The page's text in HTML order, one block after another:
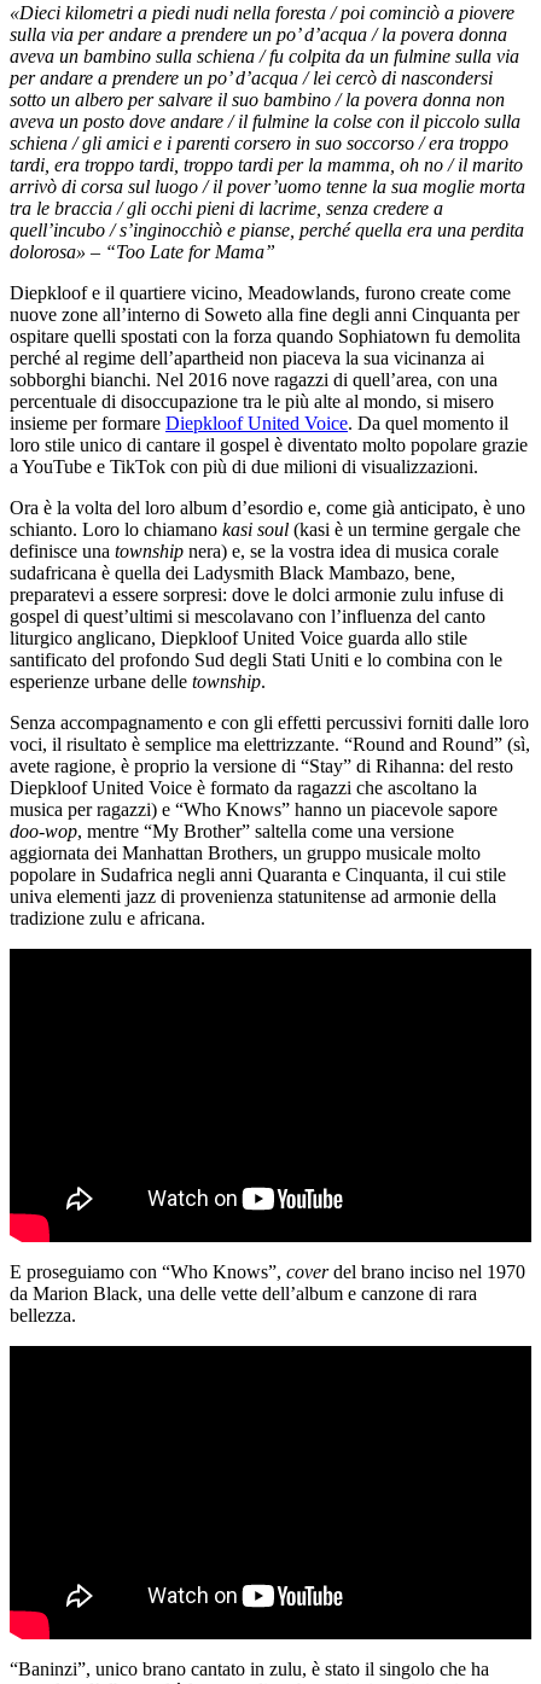
«Dieci kilometri a piedi nudi nella foresta / poi cominciò a piovere
sulla via per andare a prendere un po’ d’acqua / la povera donna
aveva un bambino sulla schiena / fu colpita da un fulmine sulla via
per andare a prendere un po’ d’acqua / lei cercò di nascondersi
sotto un albero per salvare il suo bambino / la povera donna non
aveva un posto dove andare / il fulmine la colse con il piccolo sulla
schiena / gli amici e i parenti corsero in suo soccorso / era troppo
tardi, era troppo tardi, troppo tardi per la mamma, oh no / il marito
arrivò di corsa sul luogo / il pover’uomo tenne la sua moglie morta
tra le braccia / gli occhi pieni di lacrime, senza credere a
quell’incubo / s’inginocchiò e pianse, perché quella era una perdita
dolorosa» – “Too Late for Mama”
Diepkloof e il quartiere vicino, Meadowlands, furono create come
nuove zone all’interno di Soweto alla fine degli anni Cinquanta per
ospitare quelli spostati con la forza quando Sophiatown fu demolita
perché al regime dell’apartheid non piaceva la sua vicinanza ai
sobborghi bianchi. Nel 2016 nove ragazzi di quell’area, con una
percentuale di disoccupazione tra le più alte al mondo, si misero
insieme per formare Diepkloof United Voice. Da quel momento il
loro stile unico di cantare il gospel è diventato molto popolare grazie
a YouTube e TikTok con più di due milioni di visualizzazioni.
Ora è la volta del loro album d’esordio e, come già anticipato, è uno
schianto. Loro lo chiamano kasi soul (kasi è un termine gergale che
definisce una township nera) e, se la vostra idea di musica corale
sudafricana è quella dei Ladysmith Black Mambazo, bene,
preparatevi a essere sorpresi: dove le dolci armonie zulu infuse di
gospel di quest’ultimi si mescolavano con l’influenza del canto
liturgico anglicano, Diepkloof United Voice guarda allo stile
santificato del profondo Sud degli Stati Uniti e lo combina con le
esperienze urbane delle township.
Senza accompagnamento e con gli effetti percussivi forniti dalle loro
voci, il risultato è semplice ma elettrizzante. “Round and Round” (sì,
avete ragione, è proprio la versione di “Stay” di Rihanna: del resto
Diepkloof United Voice è formato da ragazzi che ascoltano la
musica per ragazzi) e “Who Knows” hanno un piacevole sapore
doo-wop, mentre “My Brother” saltella come una versione
aggiornata dei Manhattan Brothers, un gruppo musicale molto
popolare in Sudafrica negli anni Quaranta e Cinquanta, il cui stile
univa elementi jazz di provenienza statunitense ad armonie della
tradizione zulu e africana.
E proseguiamo con “Who Knows”, coverdel brano inciso nel 1970
da Marion Black, una delle vette dell’album e canzone di rara
bellezza.
“Baninzi”, unico brano cantato in zulu, è stato il singolo che ha